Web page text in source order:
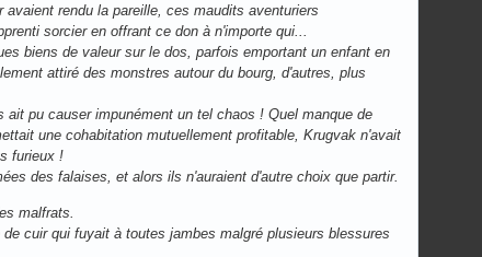
rendu la pareille, ces maudits aventuriers
sorcier en offrant ce don à n'importe qui...
biens de valeur sur le dos, parfois emportant un enfant en
attiré des monstres autour du bourg, d'autres, plus
pu causer impunément un tel chaos ! Quel manque de
une cohabitation mutuellement profitable, Krugvak n'avait
furieux !
des falaises, et alors ils n'auraient d'autre choix que partir.
malfrats.
cuir qui fuyait à toutes jambes malgré plusieurs blessures